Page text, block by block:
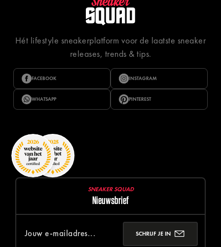
Hét lifestyle sneakerplatform voor de laatste sneaker
releases, trends & tips.
FACEBOOK INSTAGRAM
WHATSAPP PINTEREST
SNEAKER SQUAD
Nieuwsbrief
SCHRIJF JE IN